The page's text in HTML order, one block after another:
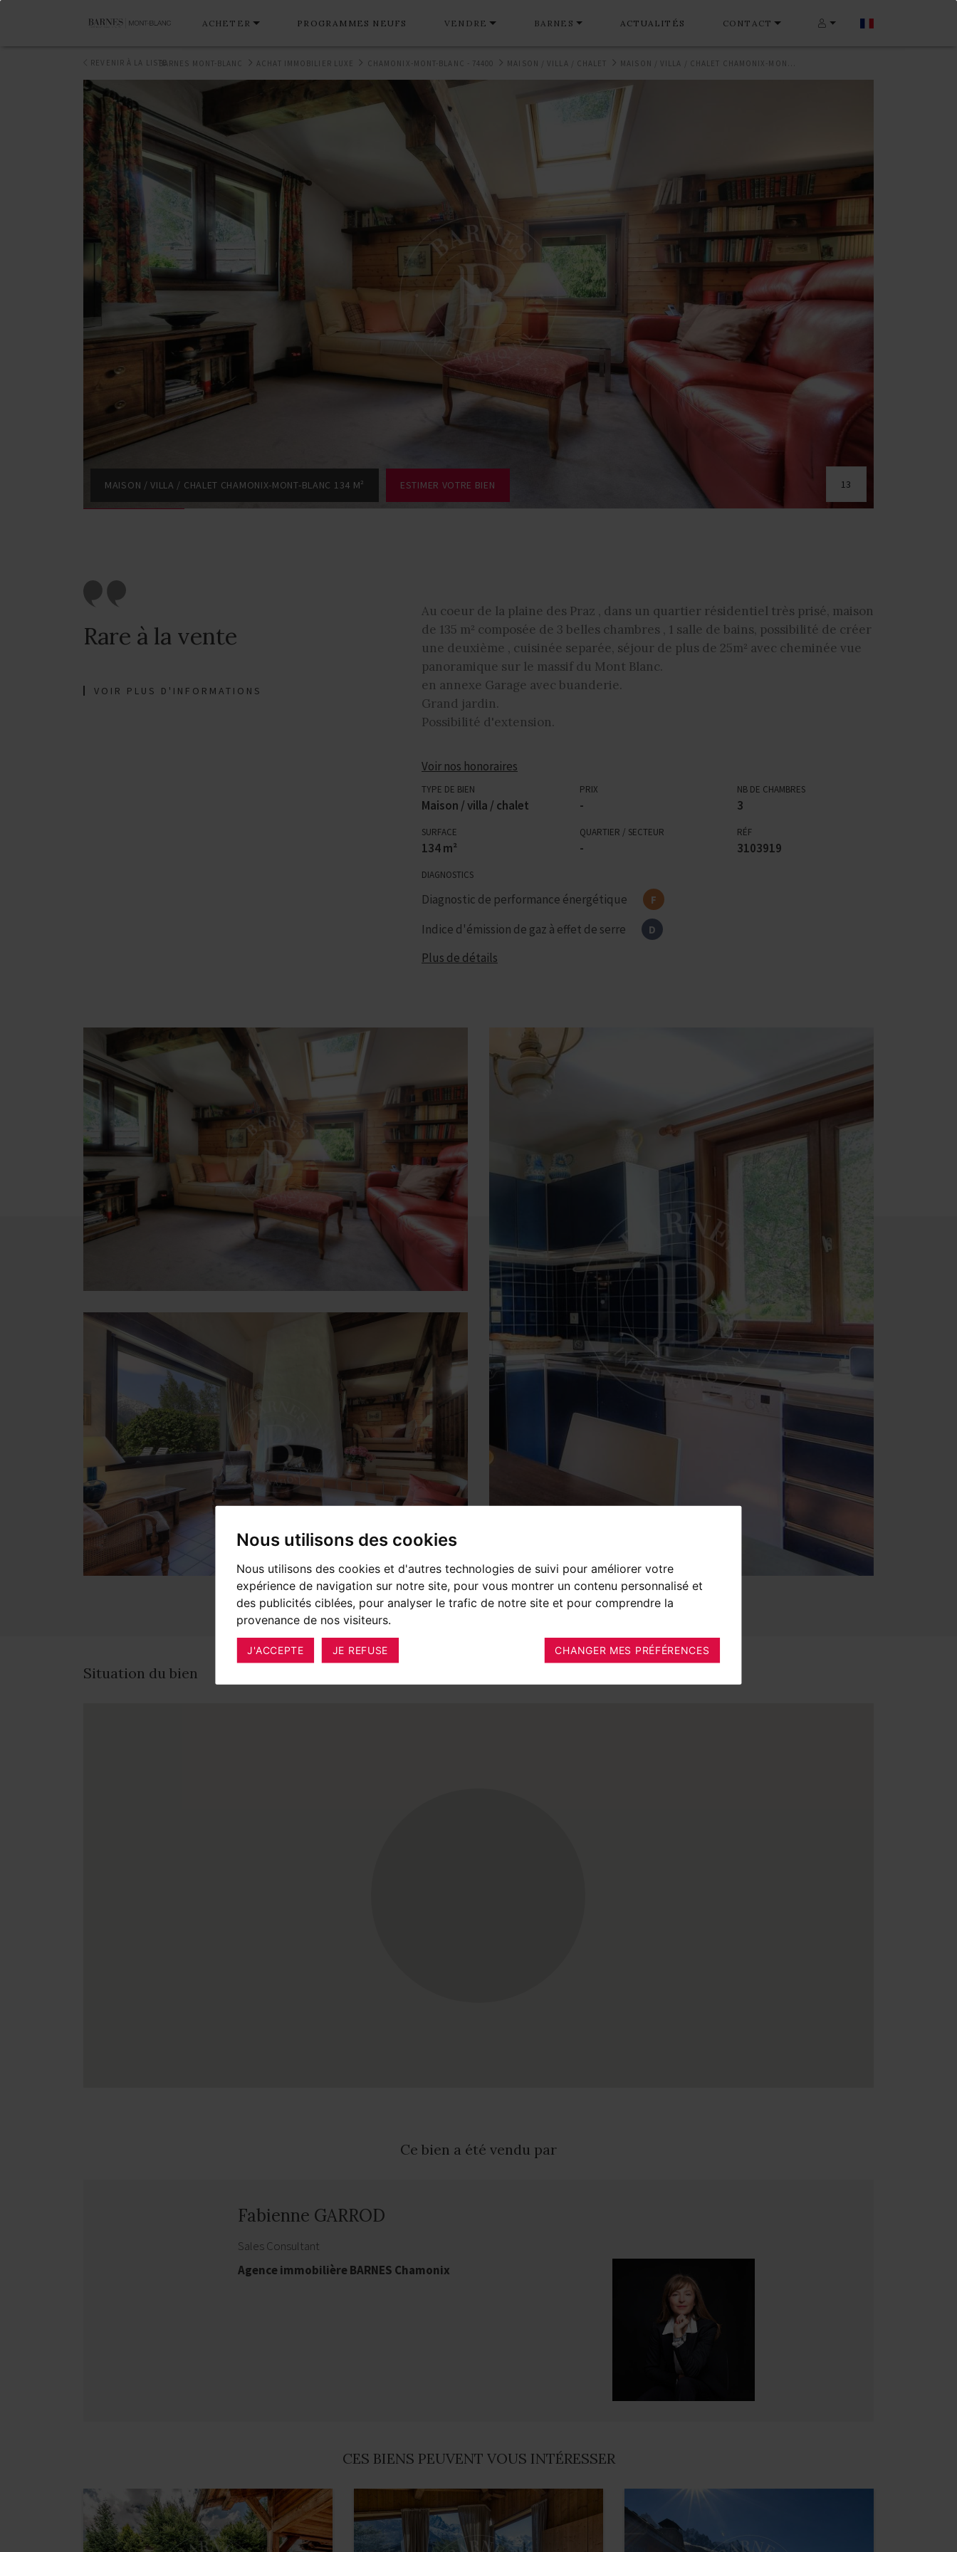
Nous utilisons des cookies
Nous utilisons des cookies et d'autres technologies de suivi pour améliorer votre
expérience de navigation sur notre site, pour vous montrer un contenu personnalisé et
des publicités ciblées, pour analyser le trafic de notre site et pour comprendre la
provenance de nos visiteurs.
J'ACCEPTE JE REFUSE CHANGER MES PRÉFÉRENCES
ACHETER PROGRAMMES NEUFS VENDRE BARNES ACTUALITÉS CONTACT
BARNES MONT-BLANC ACHAT IMMOBILIER LUXE CHAMONIX-MONT-BLANC - 74400 MAISON / VILLA / CHALET
REVENIR À LA LISTE
MAISON / VILLA / CHALET CHAMONIX-MONT-BLANC 134 M² ESTIMER VOTRE BIEN 13
Rare à la vente
VOIR PLUS D'INFORMATIONS
Au coeur de la plaine des Praz , dans un quartier résidentiel très prisé, maison
de 135 m² composée de 3 belles chambres , 1 salle de bains, possibilité de créer
une deuxième , cuisinée separée, séjour de plus de 25m² avec cheminée vue
panoramique sur le massif du Mont Blanc.
en annexe Garage avec buanderie.
Grand jardin.
Possibilité d'extension.
Voir nos honoraires
TYPE DE BIEN
Maison / villa / chalet
PRIX
-
NB DE CHAMBRES
3
SURFACE
134 m²
QUARTIER / SECTEUR
-
RÉF
3103919
DIAGNOSTICS
Diagnostic de performance énergétique F
Indice d'émission de gaz à effet de serre D
Plus de détails
Situation du bien
Ce bien a été vendu par
Fabienne GARROD
Sales Consultant
Agence immobilière BARNES Chamonix
CES BIENS PEUVENT VOUS INTÉRESSER